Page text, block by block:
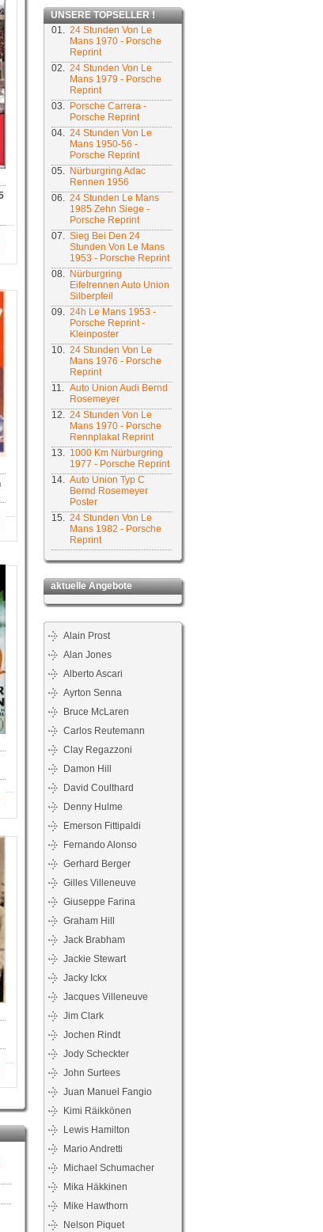
UNSERE TOPSELLER !
01. 24 Stunden Von Le
Mans 1970 - Porsche
Reprint
02. 24 Stunden Von Le
Mans 1979 - Porsche
Reprint
03. Porsche Carrera -
Porsche Reprint
04. 24 Stunden Von Le
Mans 1950-56 -
Porsche Reprint
05. Nürburgring Adac
Rennen 1956
06. 24 Stunden Le Mans
1985 Zehn Siege -
Porsche Reprint
07. Sieg Bei Den 24
Stunden Von Le Mans
1953 - Porsche Reprint
08. Nürburgring
Eifelrennen Auto Union
Silberpfeil
09. 24h Le Mans 1953 -
Porsche Reprint -
Kleinposter
10. 24 Stunden Von Le
Mans 1976 - Porsche
Reprint
11. Auto Union Audi Bernd
Rosemeyer
12. 24 Stunden Von Le
Mans 1970 - Porsche
Rennplakat Reprint
13. 1000 Km Nürburgring
1977 - Porsche Reprint
14. Auto Union Typ C
Bernd Rosemeyer
Poster
15. 24 Stunden Von Le
Mans 1982 - Porsche
Reprint
aktuelle Angebote
Alain Prost
Alan Jones
Alberto Ascari
Ayrton Senna
Bruce McLaren
Carlos Reutemann
Clay Regazzoni
Damon Hill
David Coulthard
Denny Hulme
Emerson Fittipaldi
Fernando Alonso
Gerhard Berger
Gilles Villeneuve
Giuseppe Farina
Graham Hill
Jack Brabham
Jackie Stewart
Jacky Ickx
Jacques Villeneuve
Jim Clark
Jochen Rindt
Jody Scheckter
John Surtees
Juan Manuel Fangio
Kimi Räikkönen
Lewis Hamilton
Mario Andretti
Michael Schumacher
Mika Häkkinen
Mike Hawthorn
Nelson Piquet